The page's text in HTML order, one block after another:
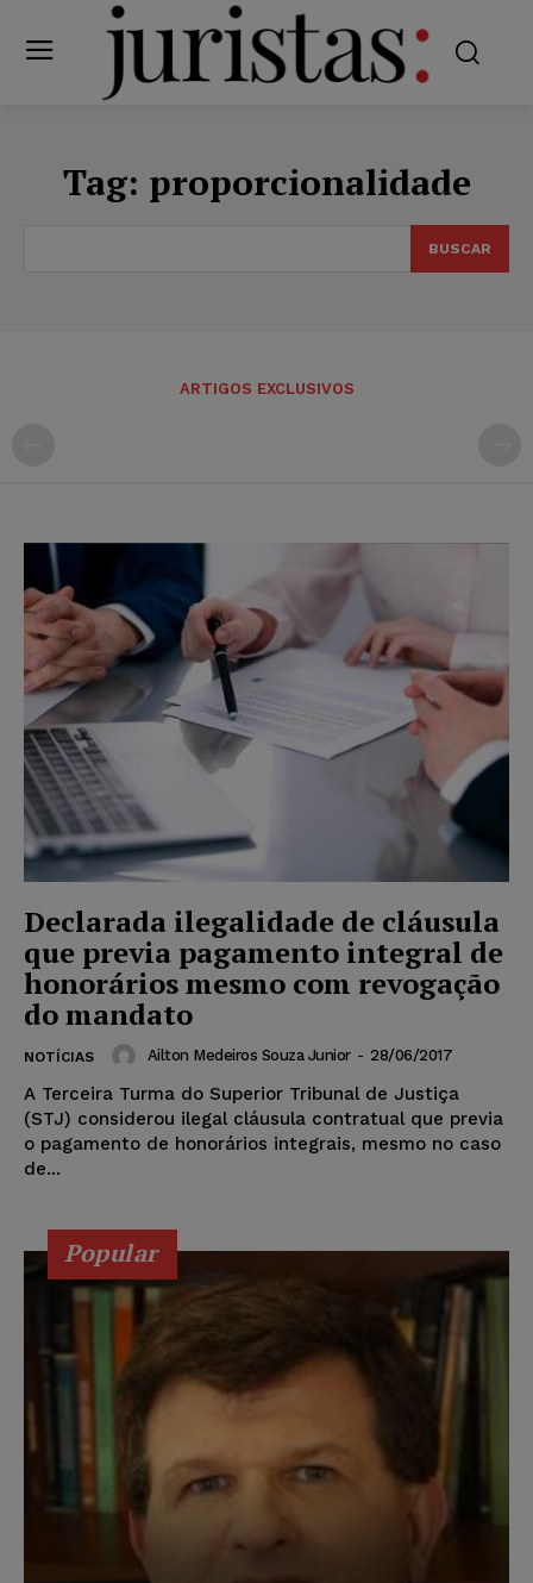
Tag: proporcionalidade
BUSCAR
ARTIGOS EXCLUSIVOS
Declarada ilegalidade de cláusula
que previa pagamento integral de
honorários mesmo com revogação
do mandato
NOTÍCIAS Ailton Medeiros Souza Junior - 28/06/2017
A Terceira Turma do Superior Tribunal de Justiça
(STJ) considerou ilegal cláusula contratual que previa
o pagamento de honorários integrais, mesmo no caso
de...
Popular